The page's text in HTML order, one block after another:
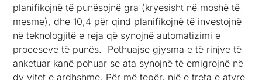
planifikojnë të punësojnë gra (kryesisht në moshë të
mesme), dhe 10,4 për qind planifikojnë të investojnë
në teknologjitë e reja që synojnë automatizimi e
proceseve të punës. Pothuajse gjysma e të rinjve të
anketuar kanë pohuar se ata synojnë të emigrojnë në
dy vitet e ardhshme. Për më tepër, një e treta e atyre